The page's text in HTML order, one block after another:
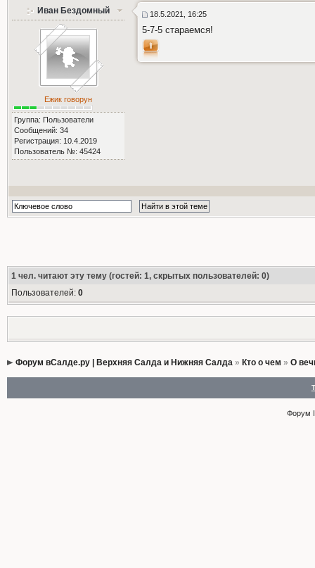
Иван Бездомный
Ежик говорун
Группа: Пользователи
Сообщений: 34
Регистрация: 10.4.2019
Пользователь №: 45424
18.5.2021, 16:25
5-7-5 стараемся!
1чел. читают эту тему (гостей: 1, скрытых пользователей: 0)
Пользователей: 0
Форум вСалде.ру | Верхняя Салда и Нижняя Салда» Кто о чем » О
Форум